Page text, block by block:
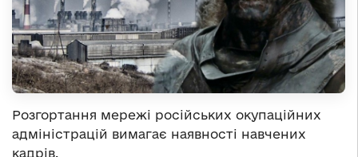
Розгортання мережі російських окупаційних
адміністрацій вимагає наявності навчених
кадрів.